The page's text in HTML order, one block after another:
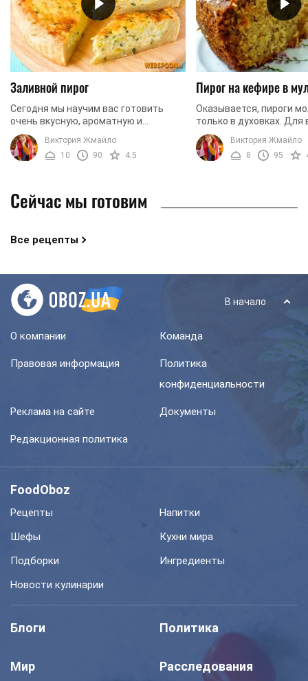
Заливной пирог
Сегодня мы научим вас готовить
очень вкусную, ароматную и
аппетитную закуску, которая
выпекается в духовке. Это блюдо
станет прекрасным дополнением ...
Виктория Жмайло
10
90 4.5
Пирог на кефире в
Оказывается, пироги
только в духовках. Для
такого пирога отлично
мультиварка. Пирог
просто и не ...
Виктория Жмайло
8
95
Сейчас мы готовим
Все рецепты
В начало
О компании Команда
Правовая информация
Политика
конфиденциальности
Реклама на сайте Документы
Редакционная политика
FoodOboz
Рецепты
Напитки
Шефы
Кухни мира
Подборки
Ингредиенты
Новости кулинарии
Блоги Политика
Мир Расследования